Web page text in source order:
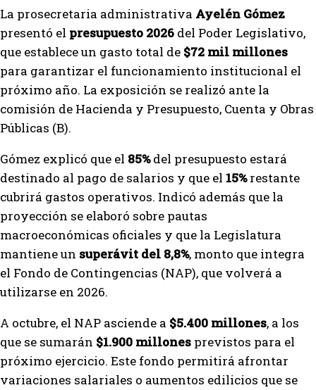
La prosecretaria administrativa Ayelén Gómez
presentó el presupuesto 2026 del Poder Legislativo,
que establece un gasto total de $72 mil millones
para garantizar el funcionamiento institucional el
próximo año. La exposición se realizó ante la
comisión de Hacienda y Presupuesto, Cuenta y Obras
Públicas (B).
Gómez explicó que el 85%del presupuesto estará
destinado al pago de salarios y que el 15%restante
cubrirá gastos operativos. Indicó además que la
proyección se elaboró sobre pautas
macroeconómicas oficiales y que la Legislatura
mantiene un superávit del 8,8%, monto que integra
el Fondo de Contingencias (NAP), que volverá a
utilizarse en 2026.
A octubre, el NAP asciende a $5.400 millones, a los
que se sumarán $1.900 millones previstos para el
próximo ejercicio. Este fondo permitirá afrontar
variaciones salariales o aumentos edilicios que se